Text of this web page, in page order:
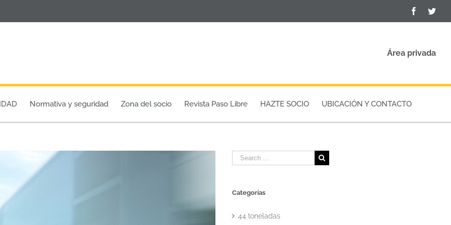
Facebook
Área privada
Normativa y seguridad Zona del socio Revista Paso Libre HAZTE SOCIO UBICACIÓN Y CONTACTO
Search
for:
Categorías
44 toneladas